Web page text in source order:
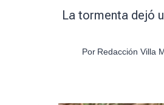
La tormenta dejó
Por Redacción Villa